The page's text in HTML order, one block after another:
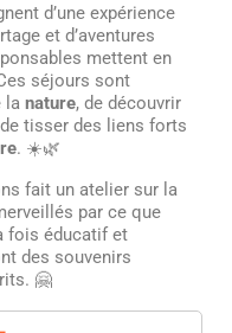
d’une expérience
et d’aventures
mettent en
séjours sont
la nature, de découvrir
tisser des liens forts
. ☀️🌿
fait un atelier sur la
par ce que
fois éducatif et
des souvenirs
🤗